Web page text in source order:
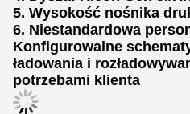
5. Wysokość nośnika
6. Niestandardowa
Konfigurowalne
ładowania i
potrzebami klienta